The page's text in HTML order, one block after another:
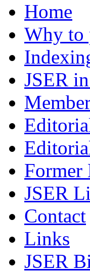
Home
Why to
JSER
JSER
Contact
Links
JSER